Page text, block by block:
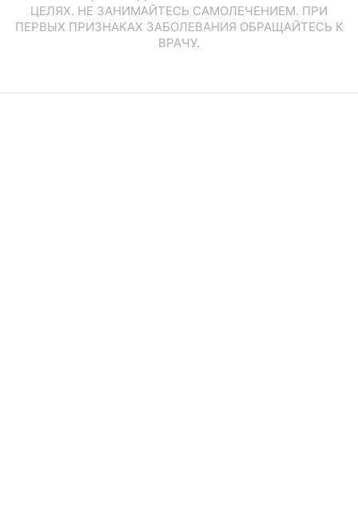
ЦЕЛЯХ. НЕ ЗАНИМАЙТЕСЬ САМОЛЕЧЕНИЕМ. ПРИ
ПЕРВЫХ ПРИЗНАКАХ ЗАБОЛЕВАНИЯ ОБРАЩАЙТЕСЬ К
ВРАЧУ.